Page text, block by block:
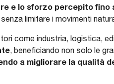
e lo sforzo percepito fino
limitare i movimenti
come industria, logistica,
, beneficiando non solo le
a migliorare la qualità